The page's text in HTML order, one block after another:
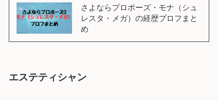
さよならプロポーズ・モナ（シュ
レスタ・メガ）の経歴プロフまと
め
エステティシャン